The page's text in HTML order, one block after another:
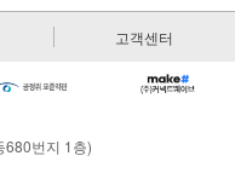
고객센터
680번지 1층)